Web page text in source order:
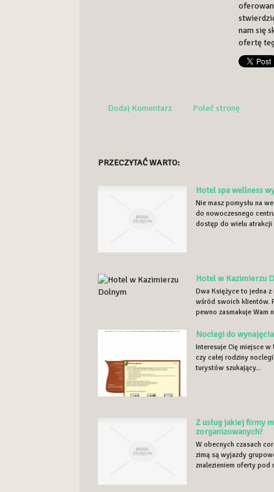
nam się
ofertę
Dodaj Komentarz Poleć stronę
PRZECZYTAĆ WARTO:
Hotel spa wellness
Nie masz pomysłu na
do nowoczesnego
dostęp do wielu atrakcji
Hotel w Kazimierzu
Dwa Księżyce to jedna
wśród swoich klientów.
pewno zasmakuje Wam
Noclegi do
Interesuje Cię miejsce
czy całej rodziny
turystów szukający...
Z usług jakiej firmy
zorganizowanych?
W obecnych czasach
zimą są wyjazdy
znalezieniem oferty pod